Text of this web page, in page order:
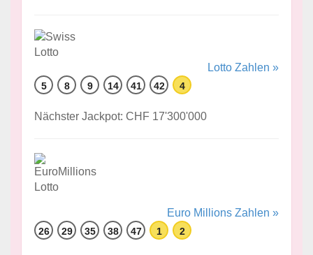
Lotto Zahlen »
5 8 9 14 41 42 4
Nächster Jackpot: CHF 17'300'000
Euro Millions Zahlen »
26 29 35 38 47 1 2